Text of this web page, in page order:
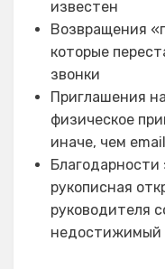
известен
Возвращения
которые
звонки
Приглашения
физическое
иначе, чем email
рукописная
руководителя
недостижимый